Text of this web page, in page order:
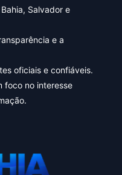
Salvador e
e a
oficiais e confiáveis.
foco no interesse